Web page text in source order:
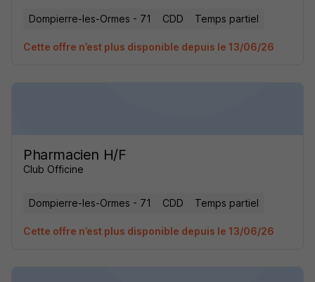
Dompierre-les-Ormes - 71 CDD Temps partiel
Cette offre n’est plus disponible depuis le 13/06/26
Pharmacien H/F
Club Officine
Dompierre-les-Ormes - 71 CDD Temps partiel
Cette offre n’est plus disponible depuis le 13/06/26